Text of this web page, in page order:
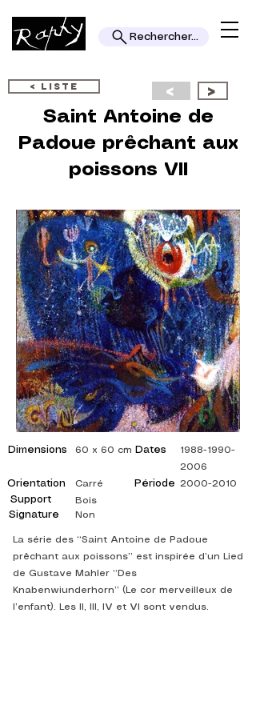
Rechercher...
< LISTE < >
Saint Antoine de
Padoue prêchant aux
poissons VII
Dimensions
Orientation
Support
Signature
60 x 60 cm Dates
Période
Carré
Bois
Non
1988-1990-
2006
2000-2010
La série des “Saint Antoine de Padoue
prêchant aux poissons” est inspirée d’un Lied
de Gustave Mahler “Des
Knabenwiunderhorn” (Le cor merveilleux de
l’enfant). Les II, III, IV et VI sont vendus.